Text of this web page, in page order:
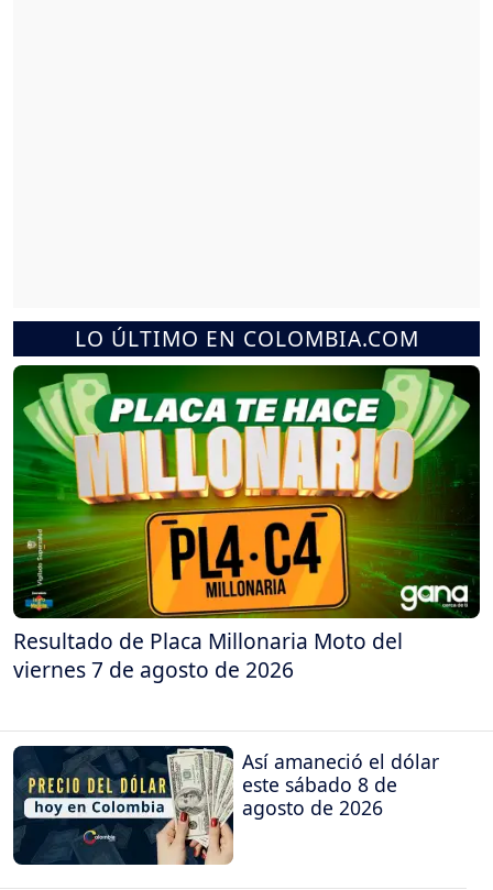
LO ÚLTIMO EN COLOMBIA.COM
Resultado de Placa Millonaria Moto del
viernes 7 de agosto de 2026
Así amaneció el dólar
este sábado 8 de
agosto de 2026